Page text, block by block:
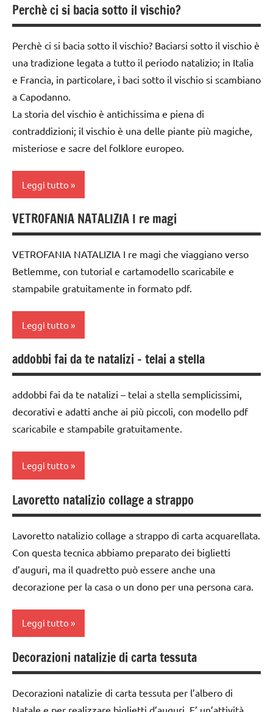
TUTORIAL
ARGOMENTI
PER ETA'
TUTTI GLI
ARTICOLI
Capodanno
dai
DOWNLOAD
FESTE
DELL'ANNO
Inverno
STAGIONI
ARGOMENTI
PER ETA'
TUTTI GLI
Perchè ci si bacia sotto il vischio?
Perchè ci si bacia sotto il vischio? Baciarsi sotto il vischio è
una tradizione legata a tutto il periodo natalizio; in Italia
e Francia, in particolare, i baci sotto il vischio si scambiano
a Capodanno.
La storia del vischio è antichissima e piena di
contraddizioni; il vischio è una delle piante più magiche,
misteriose e sacre del folklore europeo.
Leggi tutto
Capodanno
DELL'ANNO
Inverno
racconti
STAGIONI
TUTTI GLI
ARTICOLI
VETROFANIA NATALIZIA I re magi
VETROFANIA NATALIZIA I re magi che viaggiano verso
Betlemme, con tutorial e cartamodello scaricabile e
stampabile gratuitamente in formato pdf.
Leggi tutto
arte
Waldorf
carta
cartamodelli
6
anni
DOWNLOAD
DELL'ANNO
WALDORF
Inverno
LAVORETTI
addobbi fai da te natalizi – telai a stella
addobbi fai da te natalizi – telai a stella semplicissimi,
decorativi e adatti anche ai più piccoli, con modello pdf
scaricabile e stampabile gratuitamente.
Leggi tutto
albero
di
Natale
da 0
a 3
anni
dai
3 ai
6
FESTE
DELL'ANNO
Lavoretto natalizio collage a strappo
Lavoretto natalizio collage a strappo di carta acquarellata.
Con questa tecnica abbiamo preparato dei biglietti
d’auguri, ma il quadretto può essere anche una
decorazione per la casa o un dono per una persona cara.
Leggi tutto
acquarello
IMMAGINE
Decorazioni natalizie di carta tessuta
Decorazioni natalizie di carta tessuta per l’albero di
Natale e per realizzare biglietti d’auguri. E’ un’attività